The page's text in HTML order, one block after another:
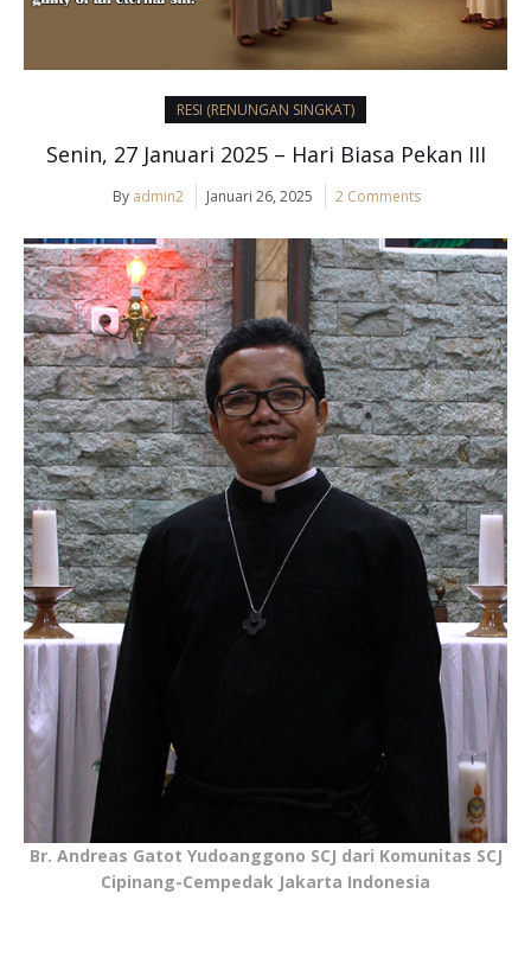
RESI (RENUNGAN SINGKAT)
Senin, 27 Januari 2025 – Hari Biasa Pekan III
By admin2 Januari 26, 2025 2 Comments
Br. Andreas Gatot Yudoanggono SCJ dari Komunitas SCJ
Cipinang-Cempedak Jakarta Indonesia